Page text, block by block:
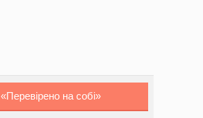
«Перевірено на собі»